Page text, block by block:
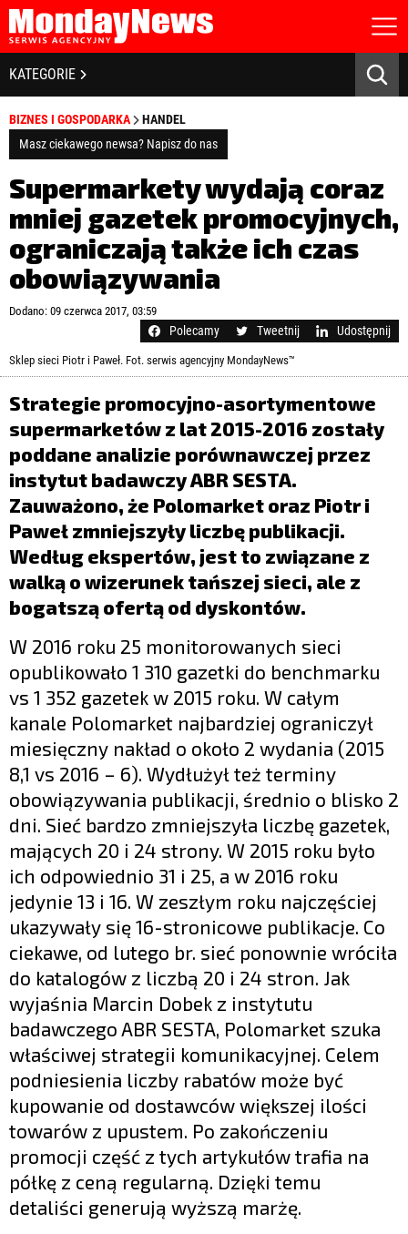
STRONA GŁÓWNA
O NAS
POLITYKA PRYWATNOŚCI
REGULAMIN
LICENCJA
REJESTRACJA
KONTAKT
Zapamiętaj mnie
Kliknij tutaj
KATEGORIE
BIZNES I GOSPODARKA
BANKOWOŚĆ I FINANSE
NOWE TECHNOLOGIE
SPOŁECZEŃSTWO
EDUKACJA
MEDIA
ZDROWIE I URODA
KULTURA
LIFESTYLE
OPINIE I KOMENTARZE
BIZNES I GOSPODARKA
HANDEL
Masz ciekawego newsa? Napisz do nas
Supermarkety wydają coraz
mniej gazetek promocyjnych,
ograniczają także ich czas
obowiązywania
Dodano: 09 czerwca 2017, 03:59
Polecamy Tweetnij Udostępnij
Sklep sieci Piotr i Paweł. Fot. serwis agencyjny MondayNews™
Strategie promocyjno-asortymentowe
supermarketów z lat 2015-2016 zostały
poddane analizie porównawczej przez
instytut badawczy ABR SESTA.
Zauważono, że Polomarket oraz Piotr i
Paweł zmniejszyły liczbę publikacji.
Według ekspertów, jest to związane z
walką o wizerunek tańszej sieci, ale z
bogatszą ofertą od dyskontów.
W 2016 roku 25 monitorowanych sieci
opublikowało 1 310 gazetki do benchmarku
vs 1 352 gazetek w 2015 roku. W całym
kanale Polomarket najbardziej ograniczył
miesięczny nakład o około 2 wydania (2015
8,1 vs 2016 – 6). Wydłużył też terminy
obowiązywania publikacji, średnio o blisko 2
dni. Sieć bardzo zmniejszyła liczbę gazetek,
mających 20 i 24 strony. W 2015 roku było
ich odpowiednio 31 i 25, a w 2016 roku
jedynie 13 i 16. W zeszłym roku najczęściej
ukazywały się 16-stronicowe publikacje. Co
ciekawe, od lutego br. sieć ponownie wróciła
do katalogów z liczbą 20 i 24 stron. Jak
wyjaśnia Marcin Dobek z instytutu
badawczego ABR SESTA, Polomarket szuka
właściwej strategii komunikacyjnej. Celem
podniesienia liczby rabatów może być
kupowanie od dostawców większej ilości
towarów z upustem. Po zakończeniu
promocji część z tych artykułów trafia na
półkę z ceną regularną. Dzięki temu
detaliści generują wyższą marżę.